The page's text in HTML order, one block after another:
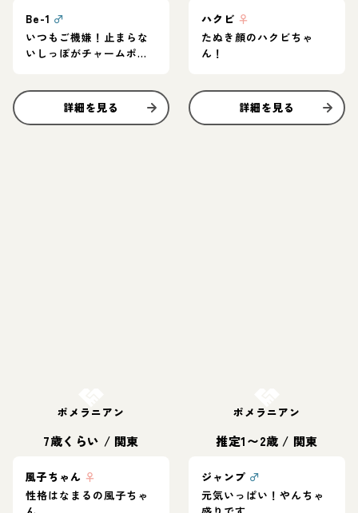
Be-1 ♂
いつもご機嫌！止まらな
いしっぽがチャームポイ
詳細を見る
ハクビ ♀
たぬき顔のハクビちゃ
ん！
詳細を見る
ポメラニアン
7歳くらい / 関東
風子ちゃん ♀
性格はなまるの風子ちゃ
ポメラニアン
推定1〜2歳 / 関東
ジャンプ ♂
元気いっぱい！やんちゃ